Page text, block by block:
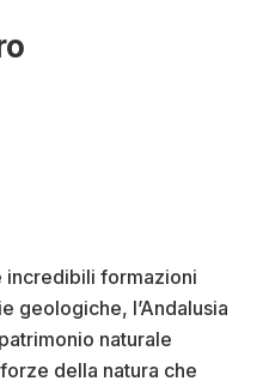
incredibili formazioni
geologiche, l’Andalusia
naturale
della natura che